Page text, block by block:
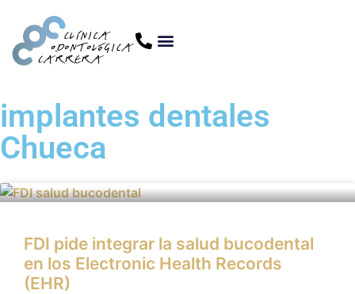
implantes dentales
Chueca
FDI pide integrar la salud bucodental
en los Electronic Health Records
(EHR)